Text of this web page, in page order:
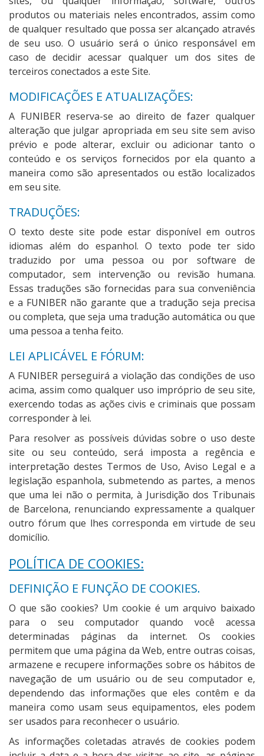
produtos ou materiais neles encontrados, assim como
de qualquer resultado que possa ser alcançado através
de seu uso. O usuário será o único responsável em
caso de decidir acessar qualquer um dos sites de
terceiros conectados a este Site.
MODIFICAÇÕES E ATUALIZAÇÕES:
A FUNIBER reserva-se ao direito de fazer qualquer
alteração que julgar apropriada em seu site sem aviso
prévio e pode alterar, excluir ou adicionar tanto o
conteúdo e os serviços fornecidos por ela quanto a
maneira como são apresentados ou estão localizados
em seu site.
TRADUÇÕES:
O texto deste site pode estar disponível em outros
idiomas além do espanhol. O texto pode ter sido
traduzido por uma pessoa ou por software de
computador, sem intervenção ou revisão humana.
Essas traduções são fornecidas para sua conveniência
e a FUNIBER não garante que a tradução seja precisa
ou completa, que seja uma tradução automática ou que
uma pessoa a tenha feito.
LEI APLICÁVEL E FÓRUM:
A FUNIBER perseguirá a violação das condições de uso
acima, assim como qualquer uso impróprio de seu site,
exercendo todas as ações civis e criminais que possam
corresponder à lei.
Para resolver as possíveis dúvidas sobre o uso deste
site ou seu conteúdo, será imposta a regência e
interpretação destes Termos de Uso, Aviso Legal e a
legislação espanhola, submetendo as partes, a menos
que uma lei não o permita, à Jurisdição dos Tribunais
de Barcelona, renunciando expressamente a qualquer
outro fórum que lhes corresponda em virtude de seu
domicílio.
POLÍTICA DE COOKIES:
DEFINIÇÃO E FUNÇÃO DE COOKIES.
O que são cookies? Um cookie é um arquivo baixado
para o seu computador quando você acessa
determinadas páginas da internet. Os cookies
permitem que uma página da Web, entre outras coisas,
armazene e recupere informações sobre os hábitos de
navegação de um usuário ou de seu computador e,
dependendo das informações que eles contêm e da
maneira como usam seus equipamentos, eles podem
ser usados para reconhecer o usuário.
As informações coletadas através de cookies podem